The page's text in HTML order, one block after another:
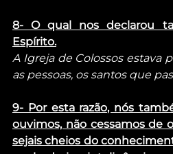
8- O qual nos declarou
Espírito.
A Igreja de Colossos estava
as pessoas, os santos que
9- Por esta razão, nós
ouvimos, não cessamos de
sejais cheios do